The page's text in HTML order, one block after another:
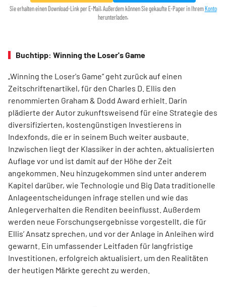
Sie erhalten einen Download-Link per E-Mail. Außerdem können Sie gekaufte E-Paper in Ihrem Konto
herunterladen.
Buchtipp: Winning the Loser's Game
„Winning the Loser's Game“ geht zurück auf einen
Zeitschriftenartikel, für den Charles D. Ellis den
renommierten Graham & Dodd Award erhielt. Darin
plädierte der Autor zukunftsweisend für eine Strategie des
diversifizierten, kostengünstigen Investierens in
Indexfonds, die er in seinem Buch weiter ausbaute.
Inzwischen liegt der Klassiker in der achten, aktualisierten
Auflage vor und ist damit auf der Höhe der Zeit
angekommen. Neu hinzugekommen sind unter anderem
Kapitel darüber, wie Technologie und Big Data traditionelle
Anlageentscheidungen infrage stellen und wie das
Anlegerverhalten die Renditen beeinflusst. Außerdem
werden neue Forschungsergebnisse vorgestellt, die für
Ellis’ Ansatz sprechen, und vor der Anlage in Anleihen wird
gewarnt. Ein umfassender Leitfaden für langfristige
Investitionen, erfolgreich aktualisiert, um den Realitäten
der heutigen Märkte gerecht zu werden.